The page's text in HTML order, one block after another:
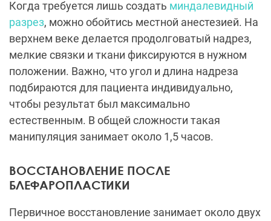
Когда требуется лишь создать миндалевидный
разрез, можно обойтись местной анестезией. На
верхнем веке делается продолговатый надрез,
мелкие связки и ткани фиксируются в нужном
положении. Важно, что угол и длина надреза
подбираются для пациента индивидуально,
чтобы результат был максимально
естественным. В общей сложности такая
манипуляция занимает около 1,5 часов.
ВОССТАНОВЛЕНИЕ ПОСЛЕ
БЛЕФАРОПЛАСТИКИ
Первичное восстановление занимает около двух